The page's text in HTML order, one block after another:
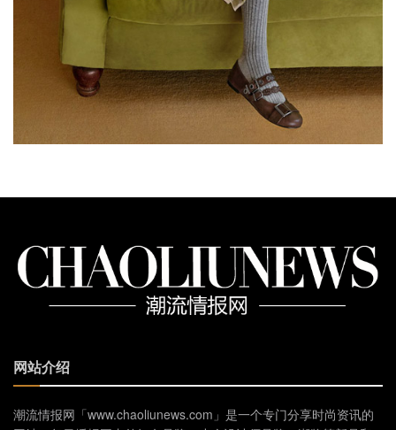
网站介绍
潮流情报网「www.chaoliunews.com」是一个专门分享时尚资讯的